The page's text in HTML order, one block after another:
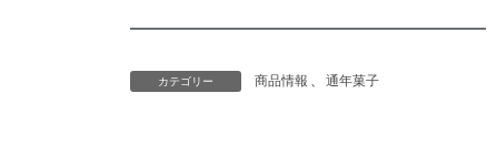
━━━━━━━━━━━━━━━━━━━━
カテゴリー 商品情報 通年菓子